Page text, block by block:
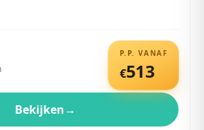
P.P. VANAF
€513
Bekijken→